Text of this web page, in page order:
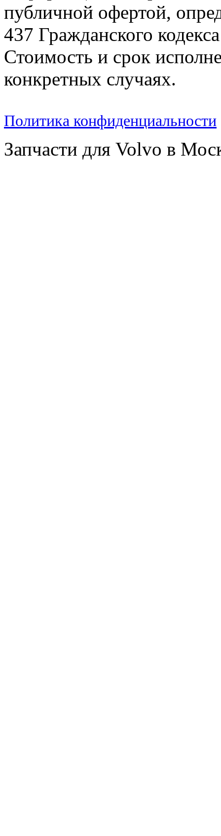
публичной офертой,
437 Гражданского
Стоимость и срок
конкретных случаях.
Политика конфиденциальности
Запчасти для Volvo в